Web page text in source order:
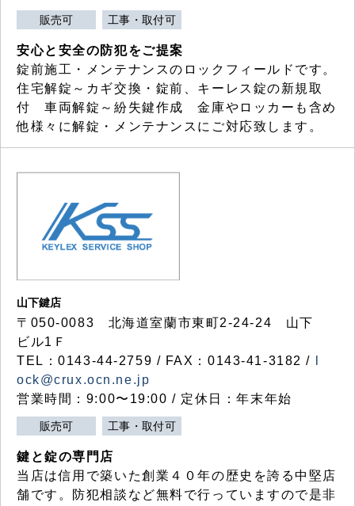
販売可 工事・取付可
安心と安全の防犯をご提案
錠前施工・メンテナンスのロックフィールドです。
住宅解錠～カギ交換・錠前、キーレス錠の新規取
付 車両解錠～紛失鍵作成 金庫やロッカーも含め
他様々に解錠・メンテナンスにご対応致します。
山下鍵店
〒050-0083 北海道室蘭市東町2-24-24 山下
ビル1Ｆ
TEL：0143-44-2759 / FAX：0143-41-3182 /
ock@crux.ocn.ne.jp
営業時間：9:00〜19:00 / 定休日：年末年始
販売可 工事・取付可
鍵と錠の専門店
当店は信用で築いた創業４０年の歴史を誇る中堅店
舗です。防犯相談など無料で行っていますので是非